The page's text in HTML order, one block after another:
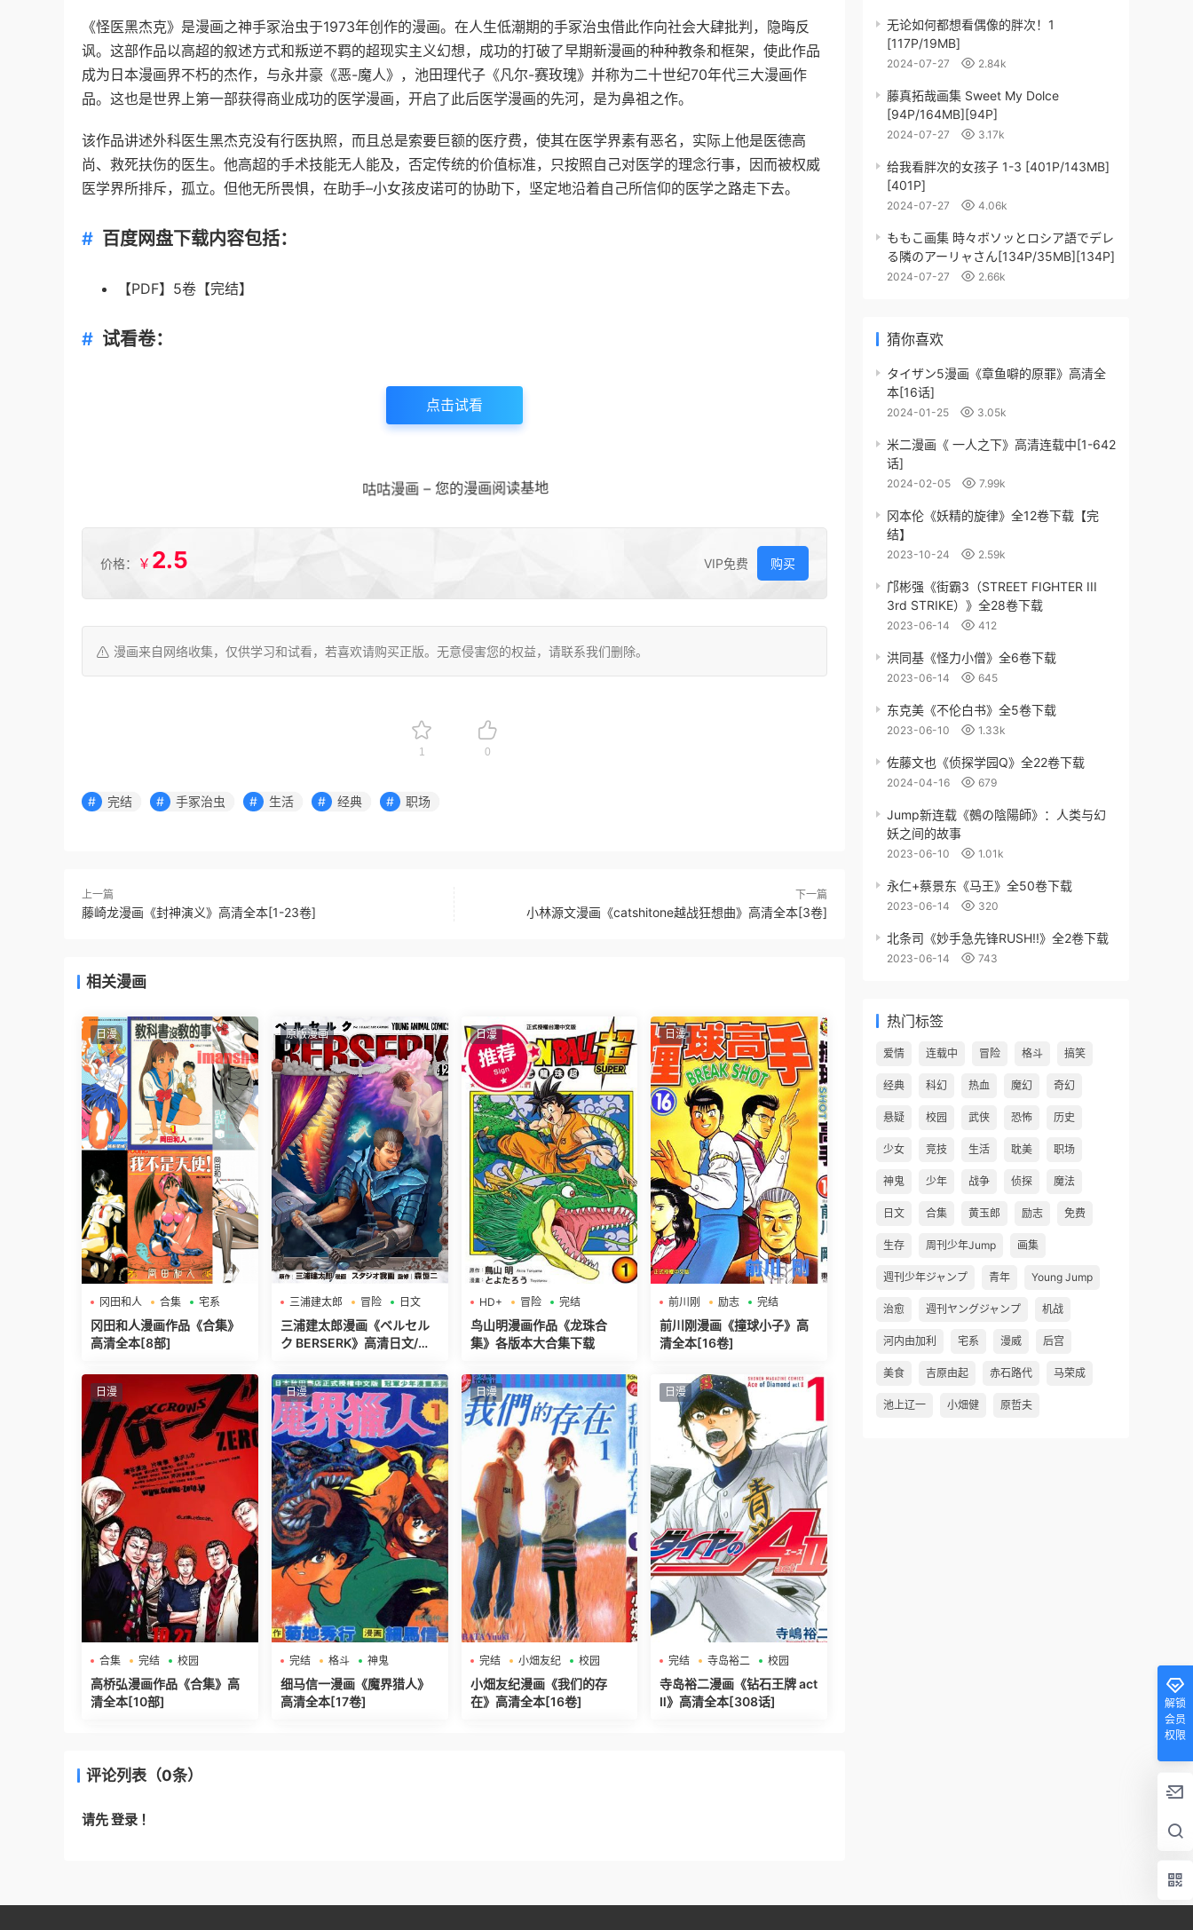
《怪医黑杰克》是漫画之神手冢治虫于1973年创作的漫画。在人生低潮期的手冢治虫借此作向社会大肆批判，隐晦反
讽。这部作品以高超的叙述方式和叛逆不羁的超现实主义幻想，成功的打破了早期新漫画的种种教条和框架，使此作品
成为日本漫画界不朽的杰作，与永井豪《恶-魔人》，池田理代子《凡尔-赛玫瑰》并称为二十世纪70年代三大漫画作
品。这也是世界上第一部获得商业成功的医学漫画，开启了此后医学漫画的先河，是为鼻祖之作。
该作品讲述外科医生黑杰克没有行医执照，而且总是索要巨额的医疗费，使其在医学界素有恶名，实际上他是医德高
尚、救死扶伤的医生。他高超的手术技能无人能及，否定传统的价值标准，只按照自己对医学的理念行事，因而被权威
医学界所排斥，孤立。但他无所畏惧，在助手–小女孩皮诺可的协助下，坚定地沿着自己所信仰的医学之路走下去。
百度网盘下载内容包括：
【PDF】5卷【完结】
试看卷：
点击试看
咕咕漫画 – 您的漫画阅读基地
价格： ￥2.5 VIP免费 购买
漫画来自网络收集，仅供学习和试看，若喜欢请购买正版。无意侵害您的权益，请联系我们删除。
1 0
完结 手冢治虫 生活 经典 职场
上一篇
藤崎龙漫画《封神演义》高清全本[1-23卷]
下一篇
小林源文漫画《catshitone越战狂想曲》高清全本[3卷]
相关漫画
日漫
冈田和人 合集 宅系
冈田和人漫画作品《合集》
高清全本[8部]
原版漫画
三浦建太郎 冒险 日文
三浦建太郎漫画《ベルセル
ク BERSERK》高清日文/连
日漫
HD+ 冒险 完结
鸟山明漫画作品《龙珠合
集》各版本大合集下载
日漫
前川刚 励志 完结
前川刚漫画《撞球小子》高
清全本[16卷]
日漫
合集 完结 校园
高桥弘漫画作品《合集》高
清全本[10部]
日漫
完结 格斗 神鬼
细马信一漫画《魔界猎人》
高清全本[17卷]
日漫
完结 小畑友纪 校园
小畑友纪漫画《我们的存
在》高清全本[16卷]
日漫
完结 寺岛裕二 校园
寺岛裕二漫画《钻石王牌 act
Ⅱ》高清全本[308话]
评论列表（0条）
请先登录 ！
无论如何都想看偶像的胖次！1
[117P/19MB]
2024-07-27 2.84k
藤真拓哉画集 Sweet My Dolce
[94P/164MB][94P]
2024-07-27 3.17k
给我看胖次的女孩子 1-3 [401P/143MB]
[401P]
2024-07-27 4.06k
ももこ画集 時々ボソッとロシア語でデレ
る隣のアーリャさん[134P/35MB][134P]
2024-07-27 2.66k
猜你喜欢
タイザン5漫画《章鱼噼的原罪》高清全
本[16话]
2024-01-25 3.05k
米二漫画《 一人之下》高清连载中[1-642
话]
2024-02-05 7.99k
冈本伦《妖精的旋律》全12卷下载【完
结】
2023-10-24 2.59k
邝彬强《街霸3（STREET FIGHTER III
3rd STRIKE）》全28卷下载
2023-06-14 412
洪同基《怪力小僧》全6卷下载
2023-06-14 645
东克美《不伦白书》全5卷下载
2023-06-10 1.33k
佐藤文也《侦探学园Q》全22卷下载
2024-04-16 679
Jump新连载《鵺の陰陽師》：人类与幻
妖之间的故事
2023-06-10 1.01k
永仁+蔡景东《马王》全50卷下载
2023-06-14 320
北条司《妙手急先锋RUSH!!》全2卷下载
2023-06-14 743
热门标签
爱情 连载中 冒险 格斗 搞笑
经典 科幻 热血 魔幻 奇幻
悬疑 校园 武侠 恐怖 历史
少女 竞技 生活 耽美 职场
神鬼 少年 战争 侦探 魔法
日文 合集 黄玉郎 励志 免费
生存 周刊少年Jump 画集
週刊少年ジャンプ 青年 Young Jump
治愈 週刊ヤングジャンプ 机战
河内由加利 宅系 漫威 后宫
美食 吉原由起 赤石路代 马荣成
池上辽一 小畑健 原哲夫
解锁
会员
权限